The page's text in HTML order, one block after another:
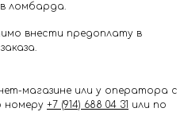
ломбарда.
внести предоплату в
магазине или у оператора с
номеру +7 (914) 688 04 31 или по